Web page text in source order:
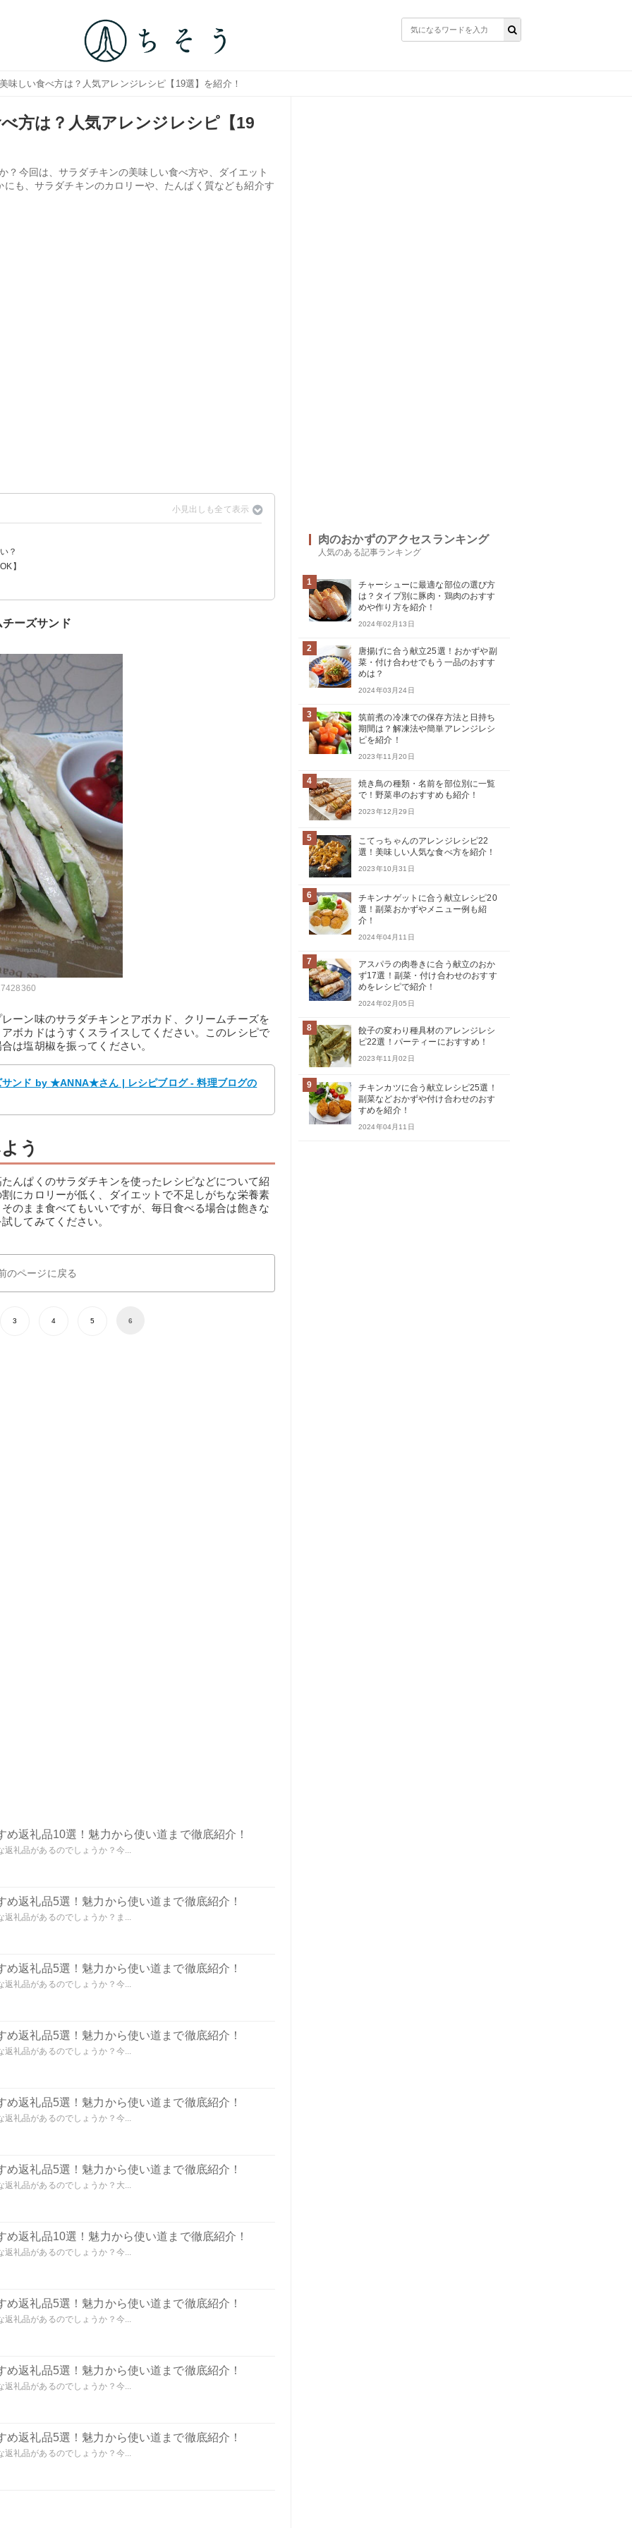
味しい食べ方は？人気アレンジレシピ【19選】を紹介！
方は？人気アレンジレシピ【19
？今回は、サラダチキンの美味しい食べ方や、ダイエット
も、サラダチキンのカロリーや、たんぱく質なども紹介す
？
】
ーズサンド
ーン味のサラダチキンとアボカド、クリームチーズを
ボカドはうすくスライスしてください。このレシピで
は塩胡椒を振ってください。
サンド by ★ANNA★さん | レシピブログ - 料理ブログの
う
んぱくのサラダチキンを使ったレシピなどについて紹
にカロリーが低く、ダイエットで不足しがちな栄養素
のまま食べてもいいですが、毎日食べる場合は飽きな
してみてください。
のページに戻る
3 4 5 6
返礼品10選！魅力から使い道まで徹底紹介！
礼品があるのでしょうか？今...
返礼品5選！魅力から使い道まで徹底紹介！
礼品があるのでしょうか？ま...
返礼品5選！魅力から使い道まで徹底紹介！
礼品があるのでしょうか？今...
返礼品5選！魅力から使い道まで徹底紹介！
礼品があるのでしょうか？今...
返礼品5選！魅力から使い道まで徹底紹介！
礼品があるのでしょうか？今...
返礼品5選！魅力から使い道まで徹底紹介！
礼品があるのでしょうか？大...
返礼品10選！魅力から使い道まで徹底紹介！
礼品があるのでしょうか？今...
返礼品5選！魅力から使い道まで徹底紹介！
礼品があるのでしょうか？今...
返礼品5選！魅力から使い道まで徹底紹介！
礼品があるのでしょうか？今...
返礼品5選！魅力から使い道まで徹底紹介！
礼品があるのでしょうか？今...
肉のおかずのアクセスランキング
人気のある記事ランキング
1
チャーシューに最適な部位の選び方
は？タイプ別に豚肉・鶏肉のおすす
めや作り方を紹介！
2024年02月13日
2
唐揚げに合う献立25選！おかずや副
菜・付け合わせでもう一品のおすす
めは？
2024年03月24日
3
筑前煮の冷凍での保存方法と日持ち
期間は？解凍法や簡単アレンジレシ
ピを紹介！
2023年11月20日
4
焼き鳥の種類・名前を部位別に一覧
で！野菜串のおすすめも紹介！
2023年12月29日
5
こてっちゃんのアレンジレシピ22
選！美味しい人気な食べ方を紹介！
2023年10月31日
6
チキンナゲットに合う献立レシピ20
選！副菜おかずやメニュー例も紹
介！
2024年04月11日
7
アスパラの肉巻きに合う献立のおか
ず17選！副菜・付け合わせのおすす
めをレシピで紹介！
2024年02月05日
8
餃子の変わり種具材のアレンジレシ
ピ22選！パーティーにおすすめ！
2023年11月02日
9
チキンカツに合う献立レシピ25選！
副菜などおかずや付け合わせのおす
すめを紹介！
2024年04月11日